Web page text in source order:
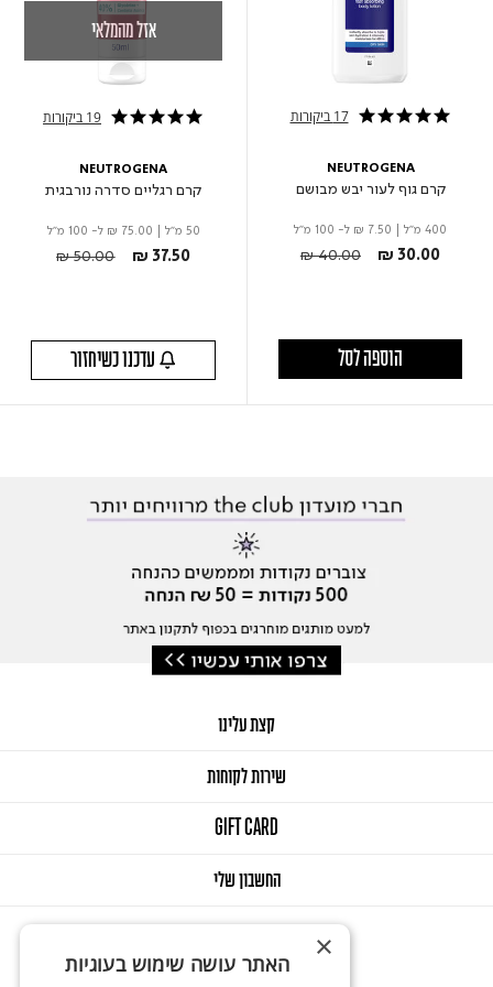
5.0 star rating 17 ביקורות
NEUTROGENA
קרם גוף לעור יבש מבושם
400 מ"ל ₪ 7.50 ל- 100 מ"ל
₪ 30.00
Price reduced from
₪ 40.00to
הוספה לסל
אזל מהמלאי
4.9 star rating 19 ביקורות
NEUTROGENA
קרם רגליים סדרה נורבגית
50 מ"ל ₪ 75.00 ל- 100 מ"ל
₪ 37.50
Price reduced from
₪ 50.00to
קצת עלינו
שירות לקוחות
GIFT CARD
החשבון שלי
× האתר עושה שימוש בעוגיות